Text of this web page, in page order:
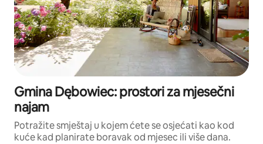
Gmina Dębowiec: prostori za mjesečni
najam
Potražite smještaj u kojem ćete se osjećati kao kod
kuće kad planirate boravak od mjesec ili više dana.